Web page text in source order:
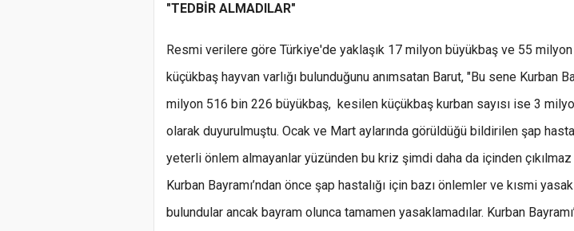
"TEDBİR ALMADILAR"
Resmi verilere göre Türkiye'de yaklaşık 17 milyon büyükbaş ve 55 milyon
küçükbaş hayvan varlığı bulunduğunu anımsatan Barut, "Bu sene Kurban
milyon 516 bin 226 büyükbaş, kesilen küçükbaş kurban sayısı ise 3
olarak duyurulmuştu. Ocak ve Mart aylarında görüldüğü bildirilen şap
yeterli önlem almayanlar yüzünden bu kriz şimdi daha da içinden
Kurban Bayramı’ndan önce şap hastalığı için bazı önlemler ve kısmi
bulundular ancak bayram olunca tamamen yasaklamadılar. Kurban